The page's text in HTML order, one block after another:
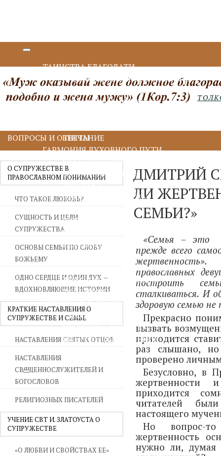
ТАИНСТВА БЛАГОДАТИ
КРЕЩЕНИЕ И МИРОПОМАЗАНИЕ
ИСПОВЕДЬ И ПРИЧАСТИЕ
ПОКАЯНИЕ И ИСПОВЕДЬ
ВЕНЧАНИЕ
ГАРМОНИЯ ДУХОВНОГО ПУТИ
БЛАГОДАРЕНИЕ
ДУХОВНОЕ ЧТЕНИЕ
МОЛИТВА
ИИСУСОВА МОЛИТВА
ПОСТ
ДУХОВНИЧЕСТВО И СТАРЧЕСТВО
ВОЙНА СО СТРАСТЯМИ
СВЯТЫНИ В ДОМЕ
СЕМЬЯ - ПОЛНОТА ЗЕМНОГО СЧАСТЬЯ
ЛЮБОВЬ СУПРУЖЕСТВО
ВОСПИТАНИЕ
УТЕШЕНИЕ В СКОРБЯХ
УТОЛИ МОИ ПЕЧАЛИ
СТАРОСТЬ - РАДОСТЬ
СМЕРТЬ ПОМИНОВЕНИЕ
ВОПРОСЫ И ОТВЕТЫ
О СУПРУЖЕСТВЕ В
ПРАВОСЛАВНОМ ПОНИМАНИИ
ЧТО ТАКОЕ ЛЮБОВЬ?
СУЩНОСТЬ И ЦЕЛИ
СУПРУЖЕСТВА
ОСНОВЫ СЕМЬИ ПО СЛОВУ
БОЖЬЕМУ
ОДНО СЕРДЦЕ И ОДИН ДУХ —
ВДОХНОВЛЯЮЩИЕ ИСТОРИИ
КРАТКИЕ НАСТАВЛЕНИЯ О
СУПРУЖЕСТВЕ И СЕМЬЕ
НАСТАВЛЕНИЯ СВЯТЫХ ОТЦОВ
НАСТАВЛЕНИЯ
СВЯЩЕННОСЛУЖИТЕЛЕЙ И
БОГОСЛОВОВ
РЕЛИГИОЗНЫХ ПИСАТЕЛЕЙ
УЧЕНИЕ СВТ И. ЗЛАТОУСТА О
СУПРУЖЕСТВЕ
«О ЛЮБВИ И СВОЙСТВАХ ЕЕ»
ДМИТРИЙ
ЛИ
СЕМЬИ?»
«Семья – это
прежде всего
православных
построить
сталкиваться. И
здоровую семью
Прекрасно
вызвать
приходится
раз слышано,
проверено
Безусловно, в
жертвенности
приходится
читателей
настоящего
Но вопрос-
жертвенность
нужно ли, думая